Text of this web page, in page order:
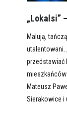
„Lokalsi”
Malują,
utalentowani.
przedstawiać
Mateusz
Sierakowice i